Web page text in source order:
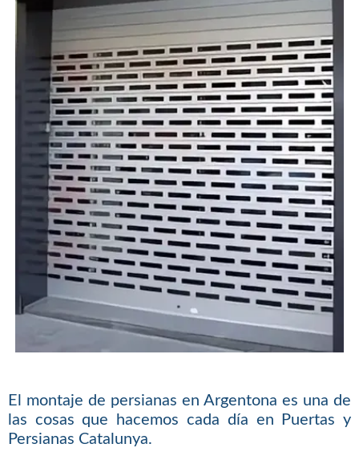
El montaje de persianas en Argentona es una de
las cosas que hacemos cada día en Puertas y
Persianas Catalunya.